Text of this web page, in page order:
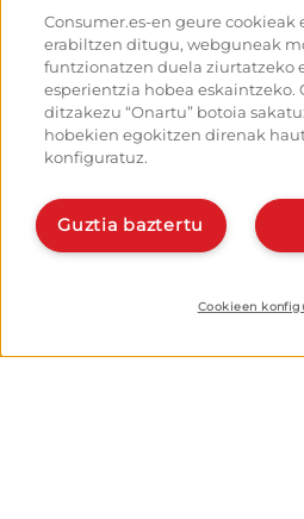
Donejakue bidea bizikletaz
Aterpetxeak
Monumentuak
Foroa
Donejakue bideko argazkiak
Ostalariak:
Eman alta zure aterpeari
Ezagut gaitzazu:
Consumer.es-en geure
erabiltzen ditugu, webguneak
funtzionatzen duela ziurtatzeko
esperientzia hobea eskaintzeko.
ditzakezu “Onartu” botoia
hobekien egokitzen direnak
konfiguratuz.
Guztia baztertu
Cookieen